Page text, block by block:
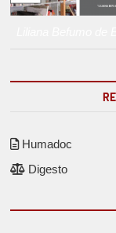
Humadoc
Digesto